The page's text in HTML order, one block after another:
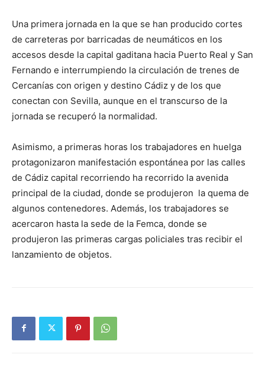
Una primera jornada en la que se han producido cortes
de carreteras por barricadas de neumáticos en los
accesos desde la capital gaditana hacia Puerto Real y San
Fernando e interrumpiendo la circulación de trenes de
Cercanías con origen y destino Cádiz y de los que
conectan con Sevilla, aunque en el transcurso de la
jornada se recuperó la normalidad.
Asimismo, a primeras horas los trabajadores en huelga
protagonizaron manifestación espontánea por las calles
de Cádiz capital recorriendo ha recorrido la avenida
principal de la ciudad, donde se produjeron la quema de
algunos contenedores. Además, los trabajadores se
acercaron hasta la sede de la Femca, donde se
produjeron las primeras cargas policiales tras recibir el
lanzamiento de objetos.